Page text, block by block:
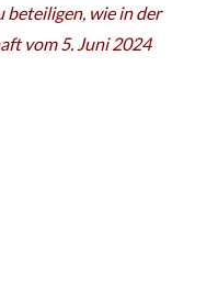
beteiligen, wie in der
vom 5. Juni 2024